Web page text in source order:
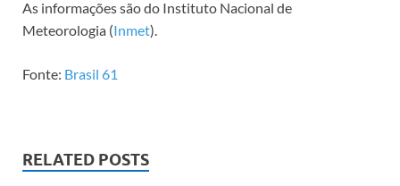
As informações são do Instituto Nacional de
Meteorologia (Inmet).
Fonte: Brasil 61
RELATED POSTS